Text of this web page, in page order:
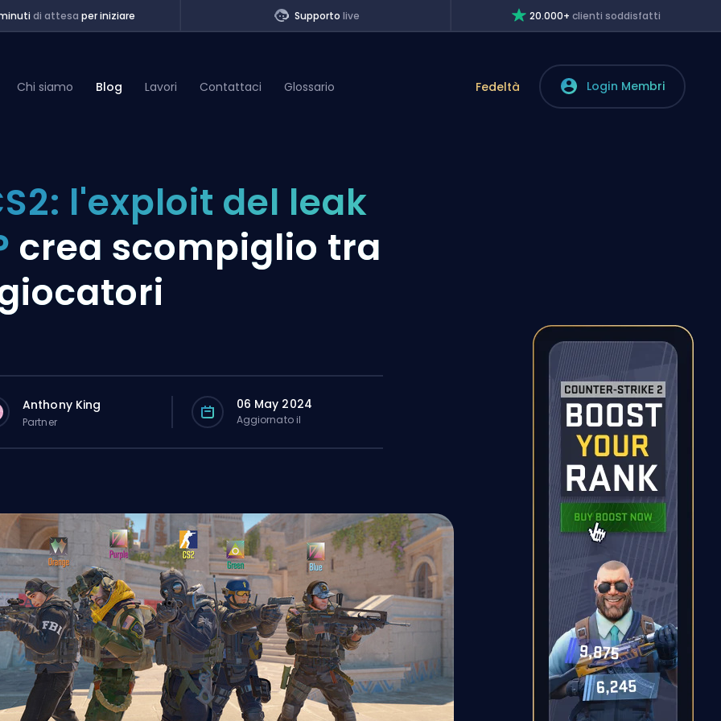
di attesa per iniziare Supporto live 20.000+clienti soddisfatti
Chi siamo Blog Lavori Contattaci Glossario Fedeltà Login Membri
l'exploit del leak
crea scompiglio tra
Anthony King
Partner
06 May 2024
Aggiornato il